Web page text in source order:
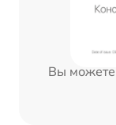
Вы можете